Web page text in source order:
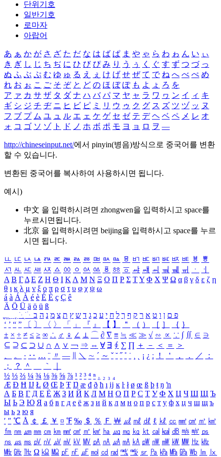
단위기호
일반기호
로마자
아랍어
あ ぁ か が さ ざ た だ な は ば ぱ ま や ゃ ら わ ゎ ん い ぃ
き ぎ し じ ち ぢ に ひ び ぴ み り う ぅ く ぐ す ず つ づ っ
ぬ ふ ぶ ぷ む ゆ ゅ る え ぇ け げ せ ぜ て で ね へ べ ぺ め
れ お ぉ こ ご そ ぞ と ど の ほ ぼ ぽ も よ ょ ろ を
ア ァ カ サ ザ タ ダ ナ ハ バ パ マ ヤ ャ ラ ワ ヮ ン イ ィ キ
ギ シ ジ チ ヂ ニ ヒ ビ ピ ミ リ ウ ゥ ク グ ス ズ ツ ヅ ッ ヌ
フ ブ プ ム ユ ュ ル エ ェ ケ ゲ セ ゼ テ デ ヘ ベ ペ メ レ オ
ォ コ ゴ ソ ゾ ト ド ノ ホ ボ ポ モ ヨ ョ ロ ヲ ―
http://chineseinput.net/에서 pinyin(병음)방식으로 중국어를 변환
할 수 있습니다.
변환된 중국어를 복사하여 사용하시면 됩니다.
예시)
中文 을 입력하시려면 zhongwen을 입력하시고 space를
누르시면됩니다.
北京 을 입력하시려면 beijing을 입력하시고 space를 누르
시면 됩니다.
ㅥ ㅦ ㅧ ㅨ ㅩ ㅪ ㅫ ㅬ ㅭ ㅮ ㅯ ㅰ ㅱ ㅲ ㅳ ㅴ ㅵ ㅶ ㅷ ㅸ
ㅹ
ㅺ ㅻ ㅼ ㅽ ㅾ ㅿ ㆀ ㆁ ㆂ ㆃ ㆄ ㆅ ㆆ ㆇ ㆈ ㆉ ㆊ ㆋ ㆌ ㆍ
ㆎ
Α Β ΓΔ Ε Ζ Η Θ Ι ΚΛ Μ Ν Ξ Ο Π Ρ Σ ΤΥ Φ Χ Ψ Ω α β γ δ ε ζ η
θ ι κ λ μ ν ξ ο π ρ σ τ υ φ χ ψ ω
á à Á À é è É È ç Ç ê
Ä Ö Ü ä ö ü ß
ִֶֹ ֻּ ׁׂ פ ם ן ו ט א ר ק ף ך ל ח י ע כ ג ד ש ץ ת צ מ נ ה ב
‘ ’ “ ” 〔 〕 〈 〉 「 」 『 』 【 】 ＂ （ ） ［ ］ ｛ ｝
± × ÷ ≠ ≤ ≥ ∞ ∴ ♂ ♀ ∠ ⊥ ⌒ ∂ ∇ ≡ ≒ ≪ ≫ √ ∽ ∝ ∵ ∫ ∬ ∈ ∋
⊆ ⊇ ⊂ ⊃ ∪ ∩ ∧ ∨ ￢ ⇒ ⇔ ∀ ∃ ∮ ∑ ∏ ＋ － ＜ ＝
＞
、
。 · ‥ … ¨ 〃 ― ＼ ∼ ´ ～ ˇ ˘ ˝ ˚ ˙ ¸ ¡ ¿ ː ！ ＇ ， ． ／
：
；
？ ＾ ｀
½ ⅓ ⅔ ¼ ¾ ⅛ ⅜ ⅝ ⅞ ¹ ² ³ ⁴ ⁿ ₁ ₂ ₃ ₄
Æ Ð Ħ Ĳ Ł Ø Œ Þ Ŧ Ŋ æ đ ð ħ ı ĳ ĸ ŀ ł ø œ ß þ ŧ ŋ ŉ
А Б В Г Д Е Ё Ж З И Й К Л М Н О П Р С Т У Ф Х Ц Ч Ш Щ Ъ
Ы Ь Э Ю Я а б в г д е ё ж з и й к л м н о п р с т у ф х ц ч ш щ ъ
ы ь э ю я
′ ″ ℃ Å ￠ ￡ ￥ ¤ ℉ ‰ ＄ ％ Ｆ ￦ ㎕ ㎖ ㎗ ℓ ㎘ ㏄ ㎣ ㎤ ㎥ ㎦
㎙ ㎚ ㎛ ㎜ ㎝ ㎞ ㎟ ㎠ ㎡ ㎢ ㏊ ㎍ ㎎ ㎏ ㏏ ㎈ ㎉ ㏈ ㎧ ㎨ ㎰
㎱ ㎲ ㎳ ㎴ ㎵ ㎶ ㎷ ㎸ ㎹ ㎀ ㎁ ㎂ ㎃ ㎄ ㎺ ㎻ ㎽ ㎾ ㎿ ㎐ ㎑
㎒ ㎓ ㎔ Ω ㏀ ㏁ ㎊ ㎋ ㎌ ㏖ ㏅ ㎭ ㎮ ㎯ ㏛ ㎩ ㎪ ㎫ ㎬ ㏝ ㏐
㏓